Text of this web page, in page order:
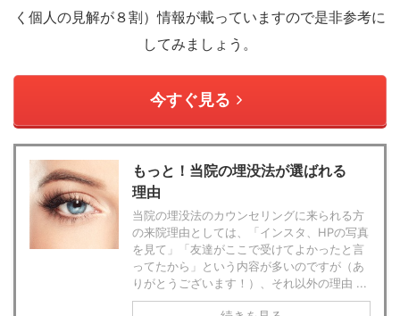
く個人の見解が８割）情報が載っていますので是非参考に
してみましょう。
今すぐ見る
もっと！当院の埋没法が選ばれる
理由
当院の埋没法のカウンセリングに来られる方
の来院理由としては、「インスタ、HPの写真
を見て」「友達がここで受けてよかったと言
ってたから」という内容が多いのですが（あ
りがとうございます！）、それ以外の理由 ...